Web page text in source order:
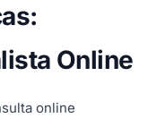
Online
online